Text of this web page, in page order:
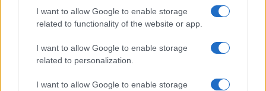
I want to allow Google to enable storage
related to functionality of the website or app.
I want to allow Google to enable storage
related to personalization.
I want to allow Google to enable storage